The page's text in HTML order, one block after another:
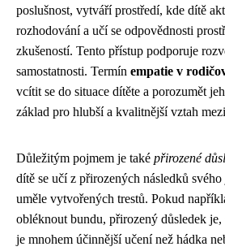
poslušnost, vytváří prostředí, kde dítě
rozhodování a učí se odpovědnosti
zkušeností. Tento přístup podporuje
samostatnosti. Termín empatie v
vcítit se do situace dítěte a porozumět
základ pro hlubší a kvalitnější vztah
Důležitým pojmem je také přirozené
dítě se učí z přirozených následků svého
uměle vytvořených trestů. Pokud
obléknout bundu, přirozený důsledek
je mnohem účinnější učení než hádka